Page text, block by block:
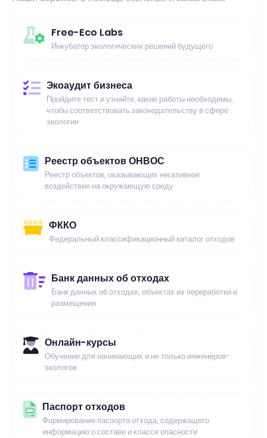
Free-Eco Labs
Инкубатор экологических решений будущего
Экоаудит бизнеса
Пройдите тест и узнайте, какие работы необходимы,
чтобы соответствовать законодательству в сфере
экологии
Реестр объектов ОНВОС
Реестр объектов, оказывающих негативное
воздействие на окружающую среду
ФККО
Федеральный классификационный каталог отходов
Банк данных об отходах
Банк данных об отходах, объектах их переработки и
размещения
Онлайн-курсы
Обучение для начинающих и не только инженеров-
экологов
Паспорт отходов
Формирование паспорта отхода, содержащего
информацию о составе и классе опасности